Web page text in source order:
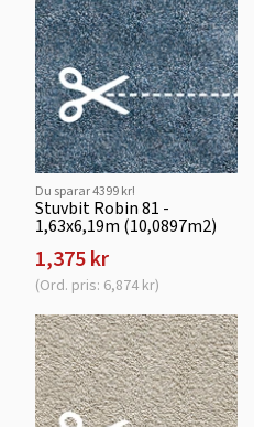
Du sparar 4399 kr!
Stuvbit Robin 81 -
1,63x6,19m (10,0897m2)
1,375 kr
(Ord. pris: 6,874 kr)